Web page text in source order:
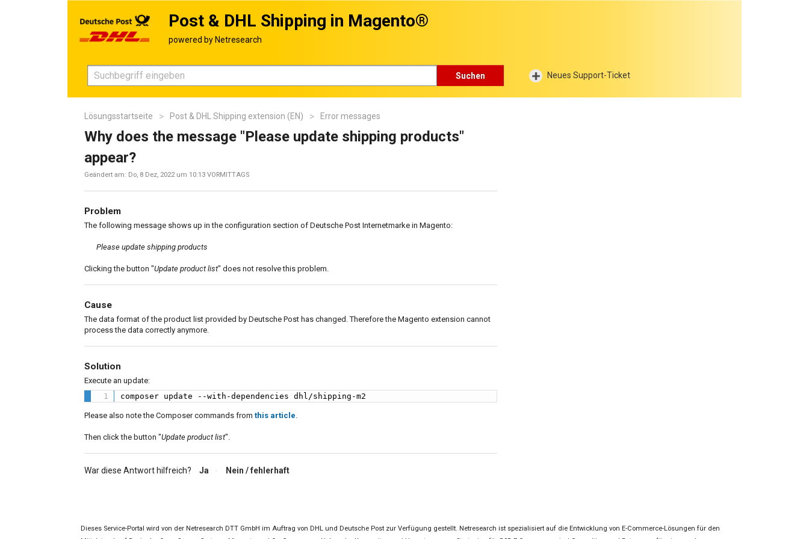
Post & DHL Shipping in Magento®
Suchen Neues Support-Ticket
Lösungsstartseite Post & DHL Shipping extension (EN) Error messages
Why does the message "Please update shipping products"
appear?
Geändert am: Do, 8 Dez, 2022 um 10:13 VORMITTAGS
Problem
The following message shows up in the configuration section of Deutsche Post Internetmarke in Magento:
Please update shipping products
Clicking the button "Update product list" does not resolve this problem.
Cause
The data format of the product list provided by Deutsche Post has changed. Therefore the Magento extension cannot
process the data correctly anymore.
Solution
Execute an update:
composer update --with-dependencies dhl/shipping-m2
Please also note the Composer commands from this article.
Then click the button "Update product list".
War diese Antwort hilfreich? Ja Nein
Dieses Service-Portal wird von der Netresearch DTT GmbH im Auftrag von DHL und Deutsche Post zur Verfügung gestellt. Netresearch ist spezialisiert auf die Entwicklung von E-Commerce-Lösungen für den